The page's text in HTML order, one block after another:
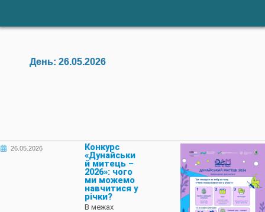
День: 26.05.2026
26.05.2026
Конкурс
«Дунайськи
й митець –
2026»: чого
ми можемо
навчитися у
річки?
В межах